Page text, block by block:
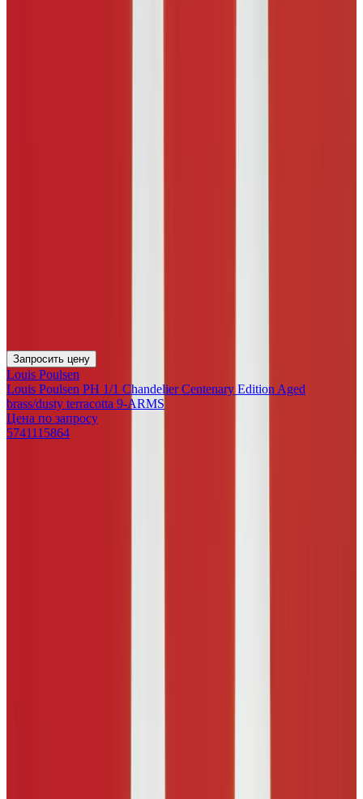
Запросить цену
Louis Poulsen
Louis Poulsen PH 1/1 Chandelier Centenary Edition Aged
brass/dusty terracotta 9-ARMS
Цена по запросу
5741115864